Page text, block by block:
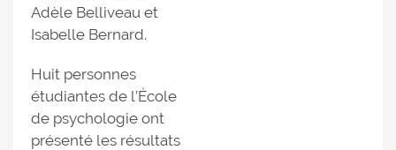
Adèle Belliveau et
Isabelle Bernard.
Huit personnes
étudiantes de l’École
de psychologie ont
présenté les résultats